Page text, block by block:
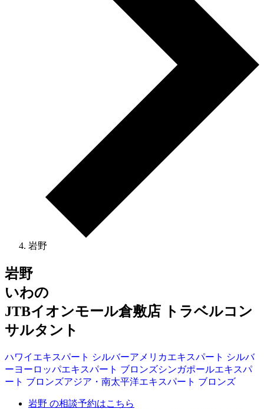
岩野
岩野
いわの
JTBイオンモール倉敷店 トラベルコン
サルタント
ハワイ エキスパート シルバーアメリカエキスパート シルバ
ーヨーロッパエキスパート ブロンズシンガポールエキスパ
ート ブロンズアジア・南太平洋エキスパート ブロンズ
岩野 の相談予約はこちら